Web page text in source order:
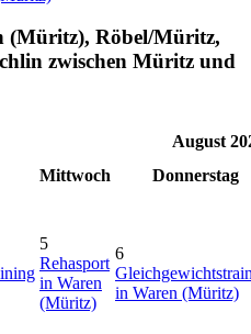
(Müritz), Röbel/Müritz,
zwischen Müritz und
August
Mittwoch Donnerstag
5
Rehasport
in Waren
(Müritz)
6
in Waren (Müritz)